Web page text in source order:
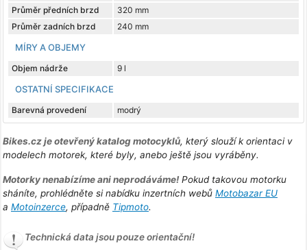
Průměr předních brzd
320 mm
Průměr zadních brzd
240 mm
MÍRY A OBJEMY
Objem nádrže 9 l
OSTATNÍ SPECIFIKACE
Barevná provedení modrý
Bikes.cz je otevřený katalog motocyklů, který slouží k orientaci v
modelech motorek, které byly, anebo ještě jsou vyráběny.
Motorky nenabízíme ani neprodáváme!Pokud takovou motorku
sháníte, prohlédněte si nabídku inzertních webů Motobazar EU
a Motoinzerce, případně Tipmoto.
Technická data jsou pouze orientační!